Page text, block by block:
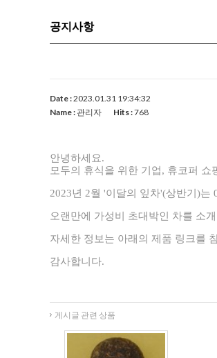
공지사항
Date :2023.01.31 19:34:32
Name : 관리자 Hits :768
안녕하세요.
모두의 휴식을 위한 기업, 휴코퍼 쇼
2023년 2월 '이달의 잎차'(상반기)는
오랜만에 가성비 초대박인 차를 소
자세한 정보는 아래의 제품 링크를
감사합니다.
게시글 관련 상품